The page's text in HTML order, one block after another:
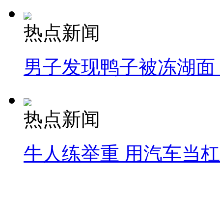
热点新闻
男子发现鸭子被冻湖
热点新闻
牛人练举重 用汽车当